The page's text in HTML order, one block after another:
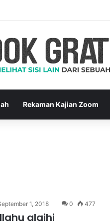
Rekaman Kajian Zoom
1, 2018 0 477
alaihi